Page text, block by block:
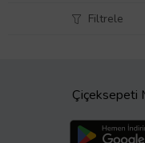
Filtrele
Çiçeksepeti